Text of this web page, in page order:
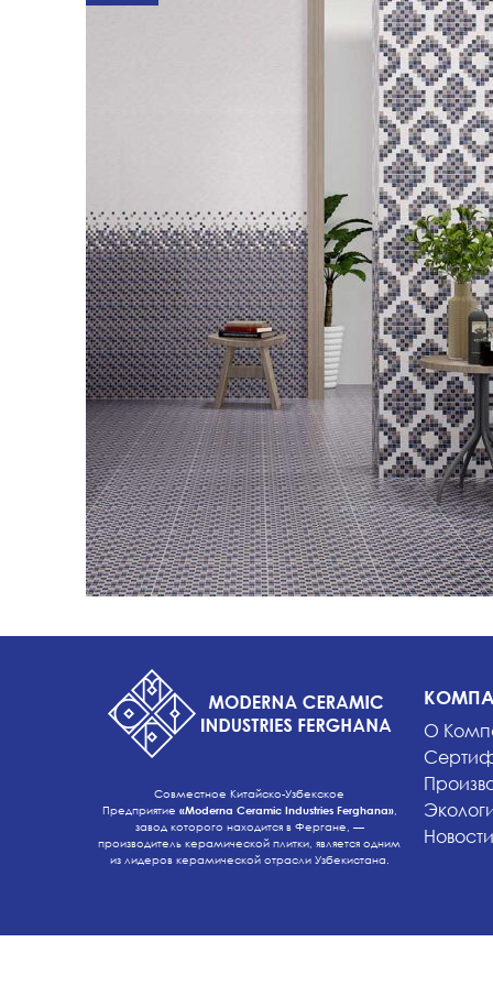
Совместное Китайско-Узбекское
Предприятие «Moderna Ceramic Industries Ferghana»,
завод которого находится в Фергане, —
производитель керамической плитки, является одним
из лидеров керамической отрасли Узбекистана.
О
Новости